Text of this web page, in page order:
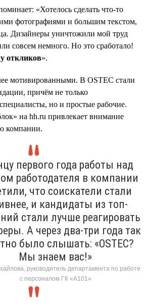
«Хотелось сделать что-то
фотографиями и большим текстом,
Дизайнеры уничтожили мой труд
совсем немного. Но это сработало!
откликов».
мотивированными. В OSTEC стали
причём не только
но и простые рабочие.
на hh.ru привлекает внимание
компании.
первого года работы над
работодателя в компании
что соискатели стали
и кандидаты из топ-
стали лучше реагировать
А через два-три года так
было слышать: «OSTEC?
Мы знаем вас!»
руководитель департамента по работе
с персоналом ГК «А101»